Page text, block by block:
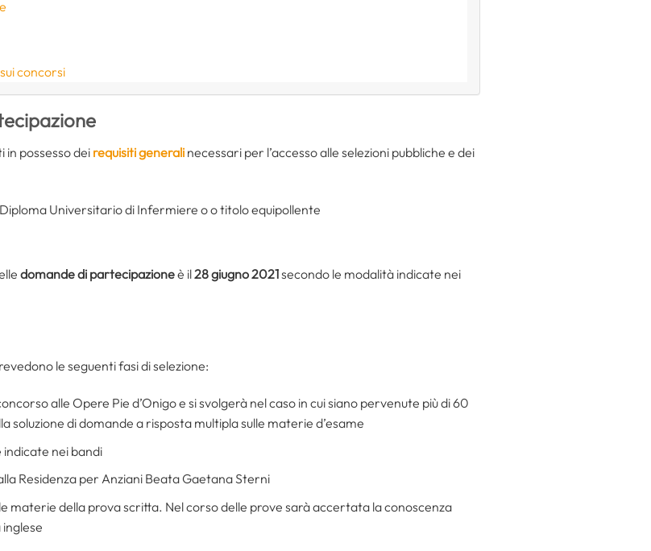
concorsi
possesso dei requisiti generali necessari per l’accesso alle selezioni pubbliche e dei
Universitario di Infermiere o o titolo equipollente
domande di partecipazioneè il28 giugno 2021secondo le modalità indicate nei
le seguenti fasi di selezione:
alle Opere Pie d’Onigo e si svolgerà nel caso in cui siano pervenute più di 60
soluzione di domande a risposta multipla sulle materie d’esame
indicate nei bandi
Residenza per Anziani Beata Gaetana Sterni
materie della prova scritta. Nel corso delle prove sarà accertata la conoscenza